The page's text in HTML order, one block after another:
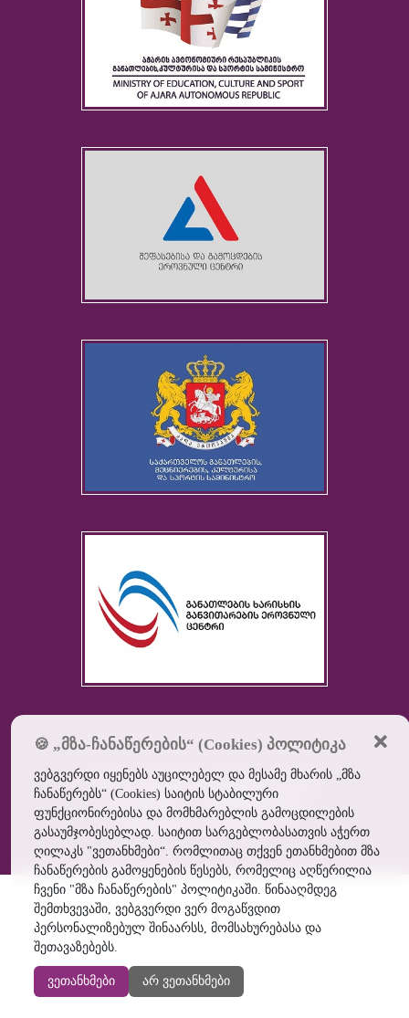
შპს ბათუმის სამედიცინო
აკადემია © 2026ყველა
უფლება დაცულია
🍪 „მზა-ჩანაწერების“ (Cookies) პოლიტიკა
ვებგვერდი იყენებს აუცილებელ და მესამე მხარის „მზა
ჩანაწერებს“ (Cookies) საიტის სტაბილური
ფუნქციონირებისა და მომხმარებლის გამოცდილების
გასაუმჯობესებლად. საიტით სარგებლობასათვის აჭერთ
ღილაკს "ვეთანხმები“. რომლითაც თქვენ ეთანხმებით მზა
ჩანაწერების გამოყენების წესებს, რომელიც აღწერილია
ჩვენი "მზა ჩანაწერების" პოლიტიკაში. წინააღმდეგ
შემთხვევაში, ვებგვერდი ვერ მოგაწვდით
პერსონალიზებულ შინაარსს, მომსახურებასა და
შეთავაზებებს.
ვეთანხმები არ ვეთანხმები